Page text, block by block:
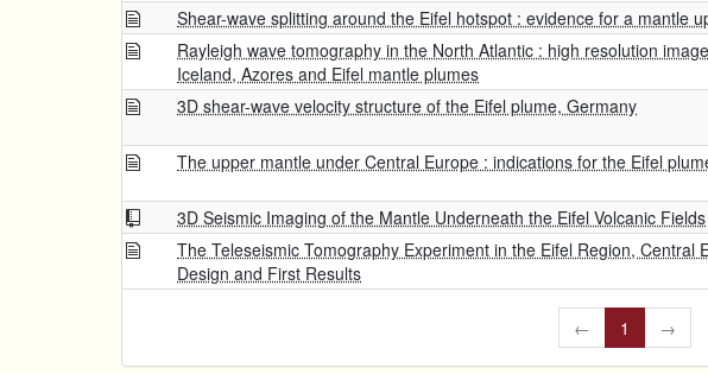
Shear-wave splitting around the Eifel hotspot : evidence for a mantle
Rayleigh wave tomography in the North Atlantic : high resolution
Iceland, Azores and Eifel mantle plumes
3D shear-wave velocity structure of the Eifel plume, Germany
The upper mantle under Central Europe : indications for the Eifel
3D Seismic Imaging of the Mantle Underneath the Eifel Volcanic Fields
The Teleseismic Tomography Experiment in the Eifel Region, Central
Design and First Results
← 1 →